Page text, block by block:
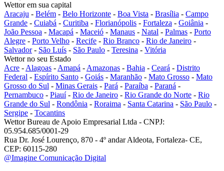
Wettor em sua capital
Aracaju - Belém - Belo Horizonte - Boa Vista - Brasília - Campo
Grande - Cuiabá - Curitiba - Florianópolis - Fortaleza - Goiânia -
João Pessoa - Macapá - Maceió - Manaus - Natal - Palmas - Porto
Alegre - Porto Velho - Recife - Rio Branco - Rio de Janeiro -
Salvador- São Luís - São Paulo - Teresina - Vitória
Wettor no seu Estado
Acre - Alagoas - Amapá - Amazonas - Bahia - Ceará - Distrito
Federal - Espírito Santo - Goiás - Maranhão - Mato Grosso - Mato
Grosso do Sul - Minas Gerais - Pará - Paraíba - Paraná -
Pernambuco - Piauí- Rio de Janeiro - Rio Grande do Norte - Rio
Grande do Sul - Rondônia - Roraima - Santa Catarina - São Paulo -
Sergipe - Tocantins
Wettor Bureau de Apoio Empresarial Ltda - CNPJ:
05.954.685/0001-29
Rua Dr. José Lourenço, 870 - 4º andar Aldeota, Fortaleza- CE,
CEP: 60115-280
@Imagine Comunicação Digital